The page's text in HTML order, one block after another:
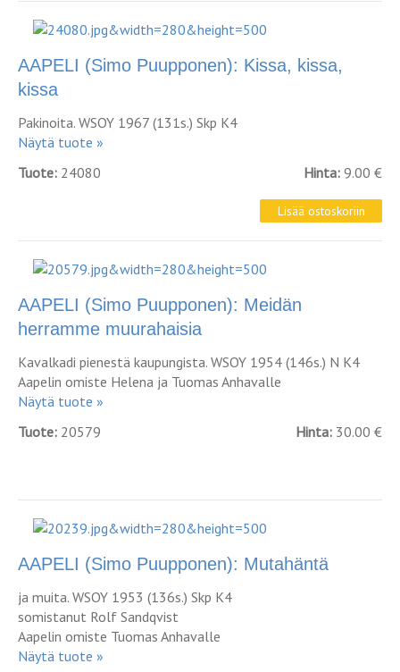
AAPELI (Simo Puupponen): Kissa, kissa,
kissa
Pakinoita. WSOY 1967 (131s.) Skp K4
Näytä tuote »
Tuote: 24080 Hinta: 9.00 €
AAPELI (Simo Puupponen): Meidän
herramme muurahaisia
Kavalkadi pienestä kaupungista. WSOY 1954 (146s.) N K4
Aapelin omiste Helena ja Tuomas Anhavalle
Näytä tuote »
Tuote: 20579 Hinta: 30.00 €
AAPELI (Simo Puupponen): Mutahäntä
ja muita. WSOY 1953 (136s.) Skp K4
somistanut Rolf Sandqvist
Aapelin omiste Tuomas Anhavalle
Näytä tuote »